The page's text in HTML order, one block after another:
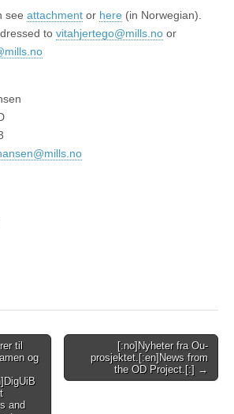
see attachment or here (in Norwegian).
to vitahjertego@mills.no or
til
og
and
[:no]Nyheter fra Ou-
prosjektet.[:en]News from
the OD Project.[:] →